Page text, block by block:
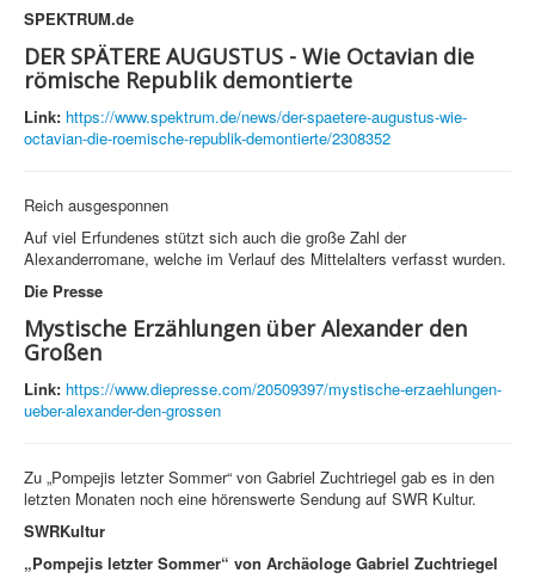
SPEKTRUM.de
DER SPÄTERE AUGUSTUS - Wie Octavian die
römische Republik demontierte
Link: https://www.spektrum.de/news/der-spaetere-augustus-wie-
octavian-die-roemische-republik-demontierte/2308352
Reich ausgesponnen
Auf viel Erfundenes stützt sich auch die große Zahl der
Alexanderromane, welche im Verlauf des Mittelalters verfasst wurden.
Die Presse
Mystische Erzählungen über Alexander den
Großen
Link: https://www.diepresse.com/20509397/mystische-erzaehlungen-
ueber-alexander-den-grossen
Zu „Pompejis letzter Sommer“ von Gabriel Zuchtriegel gab es in den
letzten Monaten noch eine hörenswerte Sendung auf SWR Kultur.
SWRKultur
„Pompejis letzter Sommer“ von Archäologe Gabriel Zuchtriegel